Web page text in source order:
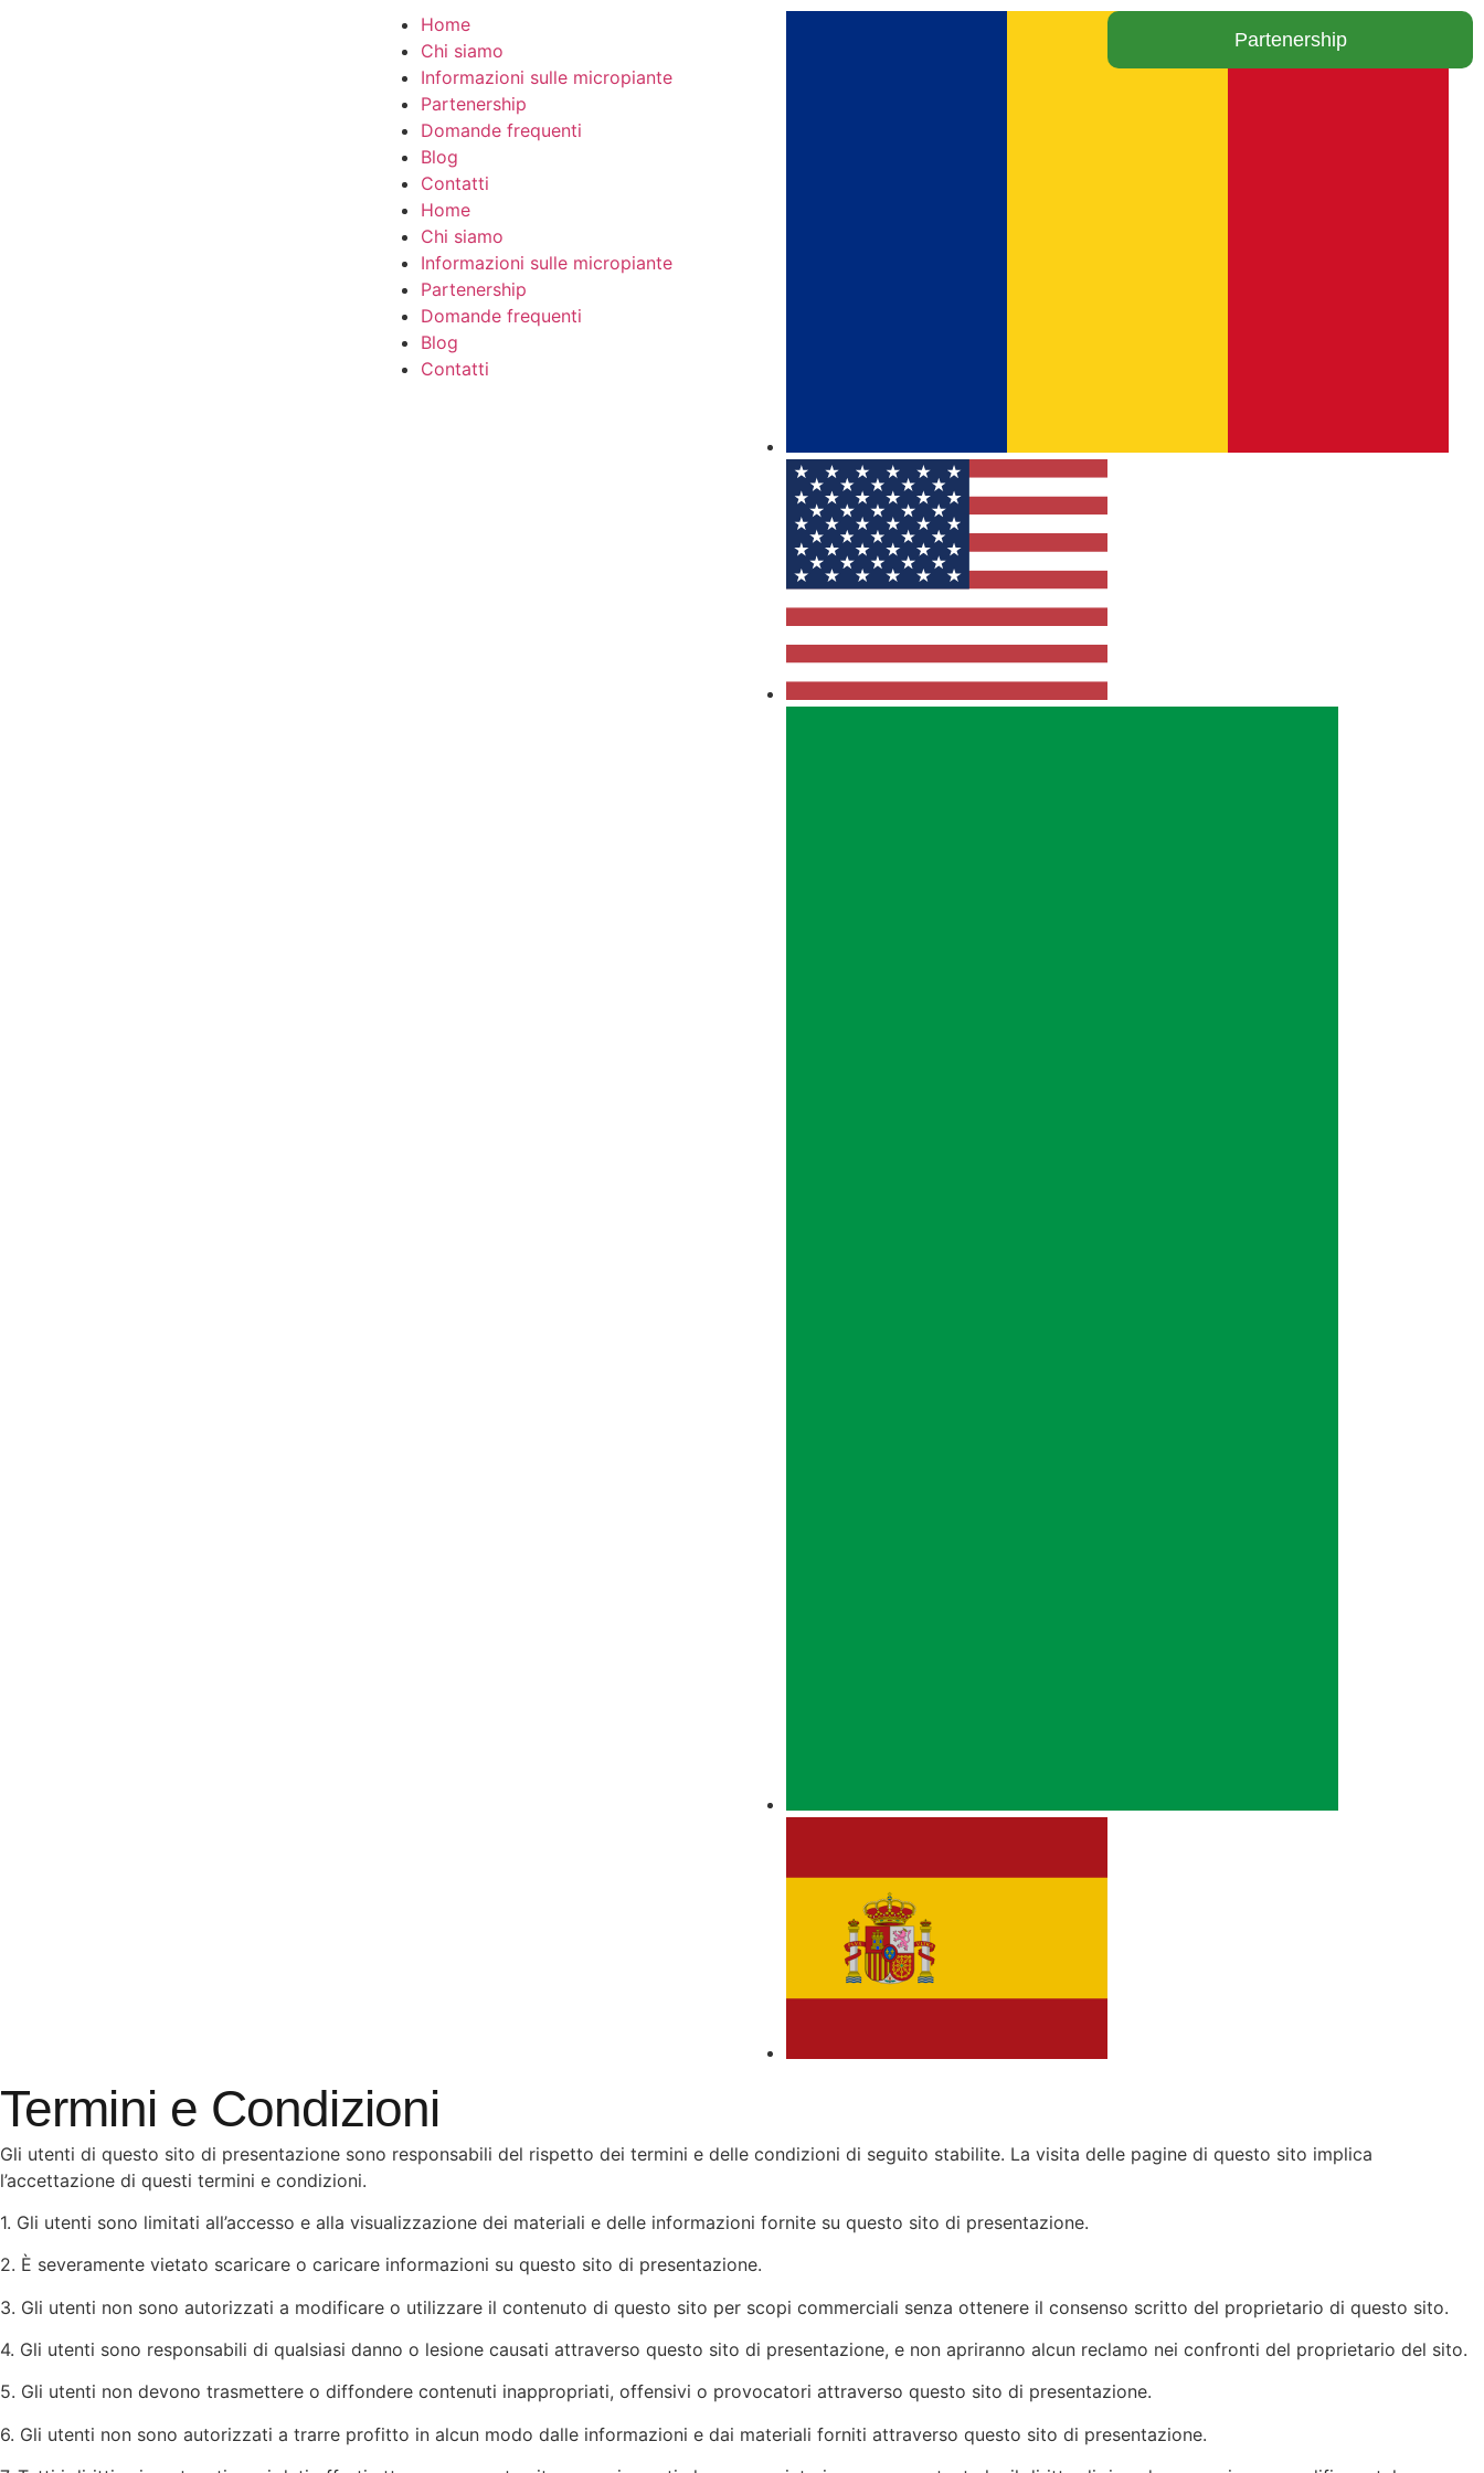
Home
Chi siamo
Informazioni sulle micropiante
Partenership
Domande frequenti
Blog
Contatti
Home
Chi siamo
Informazioni sulle micropiante
Partenership
Domande frequenti
Blog
Contatti
Partenership
Termini e Condizioni
Gli utenti di questo sito di presentazione sono responsabili del rispetto dei termini e delle condizioni di seguito stabilite. La visita delle pagine di questo sito implica
l’accettazione di questi termini e condizioni.
1. Gli utenti sono limitati all’accesso e alla visualizzazione dei materiali e delle informazioni fornite su questo sito di presentazione.
2. È severamente vietato scaricare o caricare informazioni su questo sito di presentazione.
3. Gli utenti non sono autorizzati a modificare o utilizzare il contenuto di questo sito per scopi commerciali senza ottenere il consenso scritto del proprietario di questo sito.
4. Gli utenti sono responsabili di qualsiasi danno o lesione causati attraverso questo sito di presentazione, e non apriranno alcun reclamo nei confronti del proprietario del sito.
5. Gli utenti non devono trasmettere o diffondere contenuti inappropriati, offensivi o provocatori attraverso questo sito di presentazione.
6. Gli utenti non sono autorizzati a trarre profitto in alcun modo dalle informazioni e dai materiali forniti attraverso questo sito di presentazione.